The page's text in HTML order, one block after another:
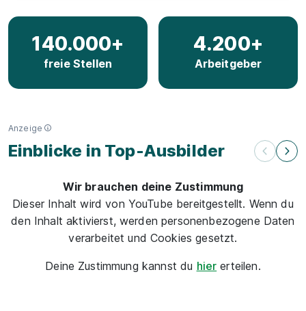
140.000+
freie Stellen
4.200+
Arbeitgeber
Anzeige
Einblicke in Top-Ausbilder
Wir brauchen deine Zustimmung
Dieser Inhalt wird von YouTube bereitgestellt. Wenn du
den Inhalt aktivierst, werden personenbezogene Daten
verarbeitet und Cookies gesetzt.
Deine Zustimmung kannst du hier erteilen.